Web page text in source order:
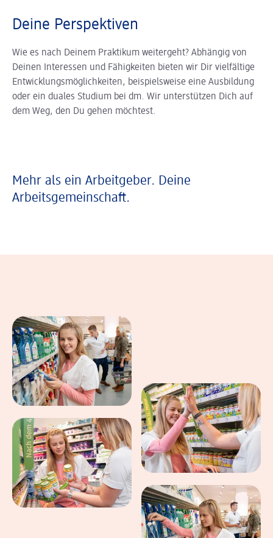
Deine Perspektiven
Wie es nach Deinem Praktikum weitergeht? Abhängig von
Deinen Interessen und Fähigkeiten bieten wir Dir vielfältige
Entwicklungsmöglichkeiten, beispielsweise eine Ausbildung
oder ein duales Studium bei dm. Wir unterstützen Dich auf
dem Weg, den Du gehen möchtest.
Mehr als ein Arbeitgeber. Deine
Arbeitsgemeinschaft.
Eindrücke aus dem Arbeitsalltag